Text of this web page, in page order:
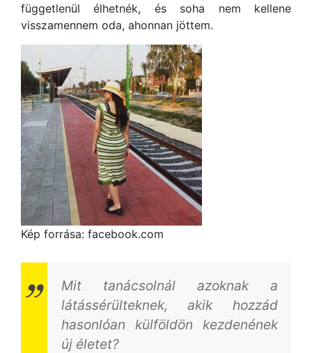
függetlenül élhetnék, és soha nem kellene
visszamennem oda, ahonnan jöttem.
Kép forrása: facebook.com
Mit tanácsolnál azoknak a
látássérülteknek, akik hozzád
hasonlóan külföldön kezdenének
új életet?